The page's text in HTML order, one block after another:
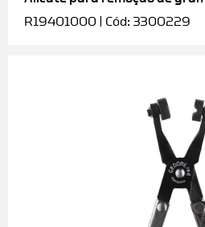
R19401000 | Cód: 3300229